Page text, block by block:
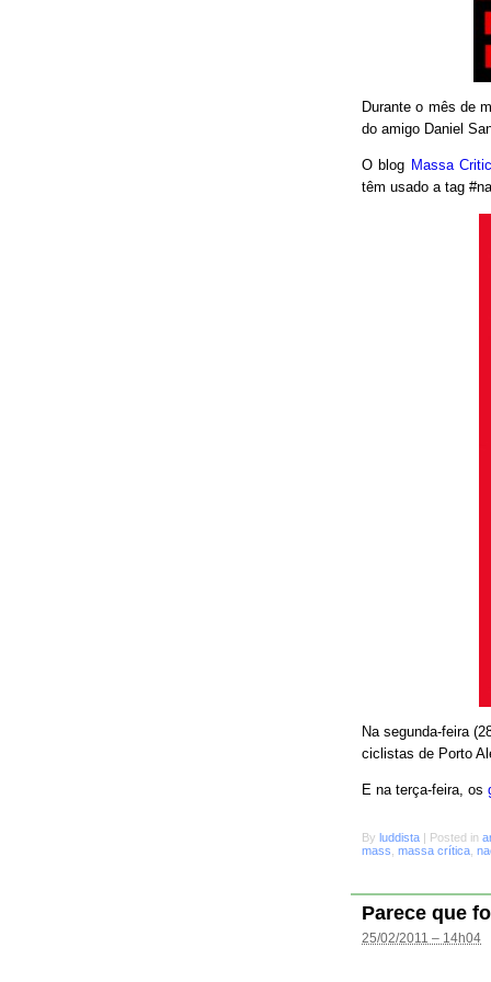
Durante o mês de
do amigo Daniel
O blog Massa
têm usado a tag
Na segunda-feira
ciclistas de Porto
E na terça-feira, os
By luddista | Posted in
mass massa crítica
Parece que
25/02/2011 – 14h04